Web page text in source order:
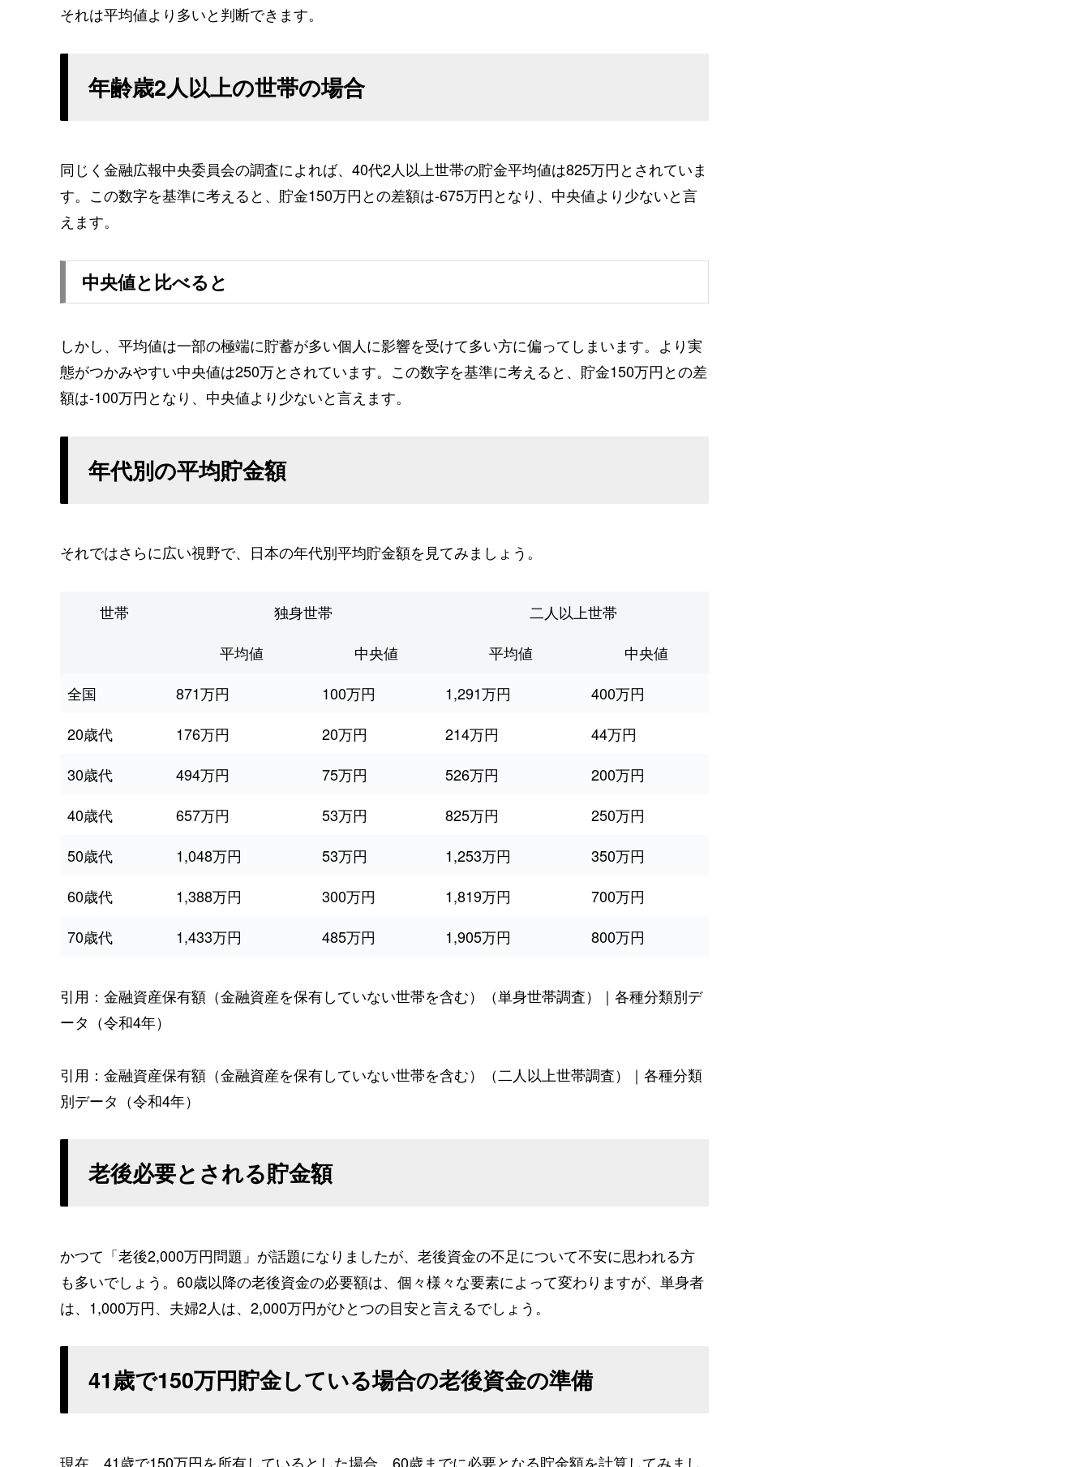
それは平均値より多いと判断できます。
年齢歳2人以上の世帯の場合
同じく金融広報中央委員会の調査によれば、40代2人以上世帯の貯金平均値は825万円とされていま
す。この数字を基準に考えると、貯金150万円との差額は-675万円となり、中央値より少ないと言
えます。
中央値と比べると
しかし、平均値は一部の極端に貯蓄が多い個人に影響を受けて多い方に偏ってしまいます。より実
態がつかみやすい中央値は250万とされています。この数字を基準に考えると、貯金150万円との差
額は-100万円となり、中央値より少ないと言えます。
年代別の平均貯金額
それではさらに広い視野で、日本の年代別平均貯金額を見てみましょう。
世帯 独身世帯
二人以上世帯
平均値
中央値 平均値
中央値
全国
871万円 100万円 1,291万円
400万円
20歳代
176万円 20万円 214万円
44万円
30歳代
494万円 75万円 526万円
200万円
40歳代
657万円 53万円 825万円
250万円
50歳代
1,048万円 53万円 1,253万円
350万円
60歳代
1,388万円 300万円 1,819万円
700万円
70歳代
1,433万円 485万円 1,905万円 800万円
引用：金融資産保有額（金融資産を保有していない世帯を含む）（単身世帯調査）｜各種分類別デ
ータ（令和4年）
引用：金融資産保有額（金融資産を保有していない世帯を含む）（二人以上世帯調査）｜各種分類
別データ（令和4年）
老後必要とされる貯金額
かつて「老後2,000万円問題」が話題になりましたが、老後資金の不足について不安に思われる方
も多いでしょう。60歳以降の老後資金の必要額は、個々様々な要素によって変わりますが、単身者
は、1,000万円、夫婦2人は、2,000万円がひとつの目安と言えるでしょう。
41歳で150万円貯金している場合の老後資金の準備
現在、41歳で150万円を所有しているとした場合、60歳までに必要となる貯金額を計算してみまし